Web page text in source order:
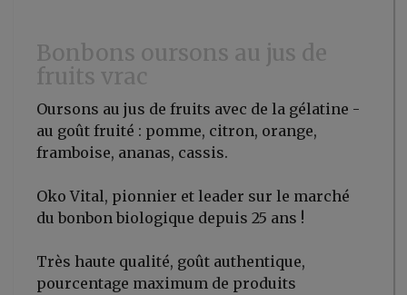
Bonbons oursons au jus de
fruits vrac
Oursons au jus de fruits avec de la gélatine -
au goût fruité : pomme, citron, orange,
framboise, ananas, cassis.
Oko Vital, pionnier et leader sur le marché
du bonbon biologique depuis 25 ans !
Très haute qualité, goût authentique,
pourcentage maximum de produits